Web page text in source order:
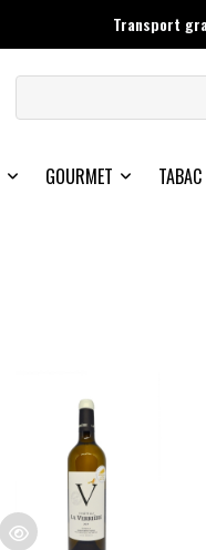
Transport
GOURMET TABAC